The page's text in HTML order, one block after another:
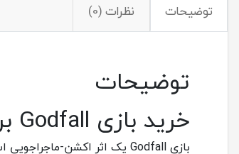
توضیحات نظرات (0)
توضیحات
خرید بازی Godfall برای PS5